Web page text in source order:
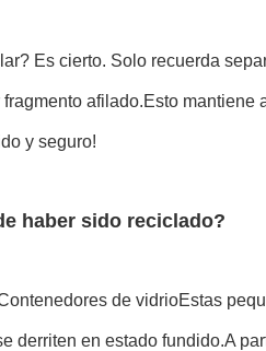
Es cierto. Solo recuerda
afilado.Esto mantiene
y seguro!
haber sido reciclado?
de vidrioEstas
derriten en estado fundido.A